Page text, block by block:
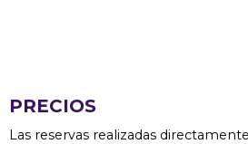
PRECIOS
Las reservas realizadas